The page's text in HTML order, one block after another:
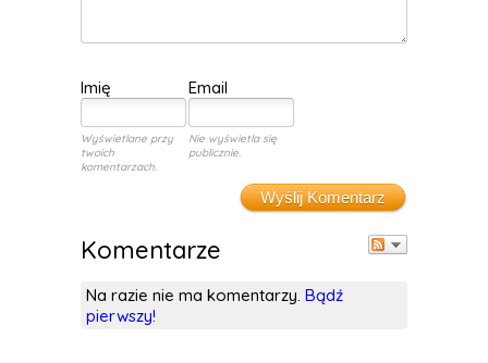
Komentarze
Na razie nie ma komentarzy. Bądź
pierwszy!
Imię Email
Wyświetlane przy
twoich
komentarzach.
Nie wyświetla się
publicznie.
Wyślij Komentarz